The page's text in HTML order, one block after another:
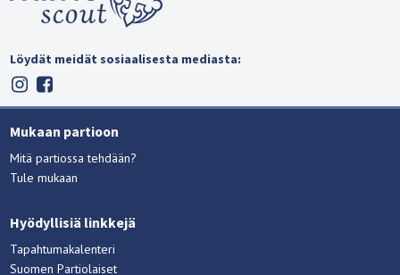
Löydät meidät sosiaalisesta mediasta:
Mukaan partioon
Mitä partiossa tehdään?
Tule mukaan
Hyödyllisiä linkkejä
Tapahtumakalenteri
Suomen Partiolaiset